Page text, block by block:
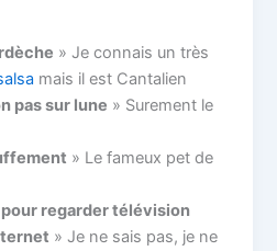
» Je connais un très
mais il est Cantalien
pas sur lune » Surement le
» Le fameux pet de
regarder télévision
» Je ne sais pas, je ne